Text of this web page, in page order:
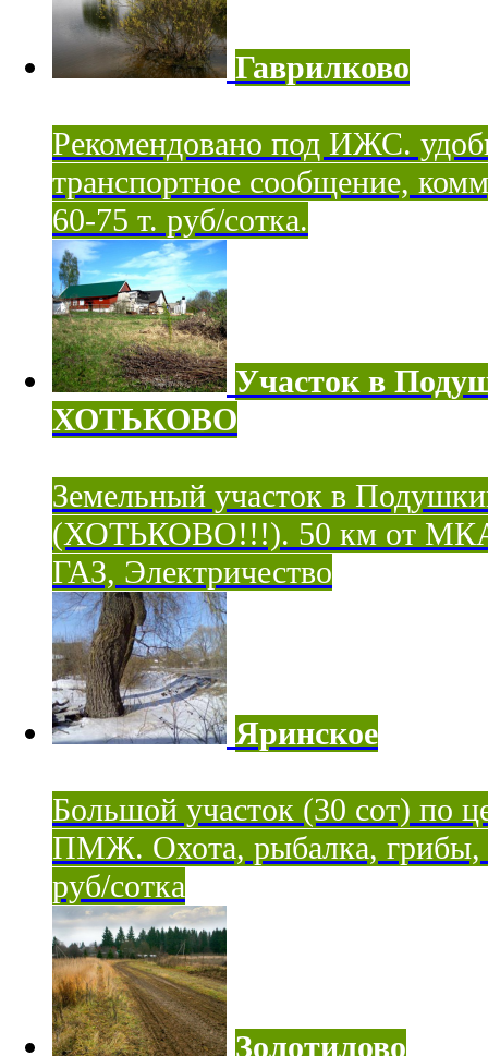
Гаврилково
Рекомендовано под ИЖС.
транспортное сообщение,
60-75 т. руб/сотка.
Участок в
ХОТЬКОВО
Земельный участок в
(ХОТЬКОВО!!!). 50 км от
ГАЗ, Электричество
Яринское
Большой участок (30 сот) по
ПМЖ. Охота, рыбалка, грибы,
руб/сотка
Золотилово